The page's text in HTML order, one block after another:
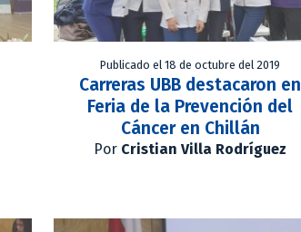
Publicado el 18 de octubre del 2019
Carreras UBB destacaron en
Feria de la Prevención del
Cáncer en Chillán
Por Cristian Villa Rodríguez